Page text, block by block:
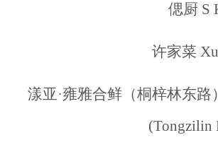
偲厨 S
许家菜
漾亚·雍雅合鲜（桐梓林东路
(Tongzilin